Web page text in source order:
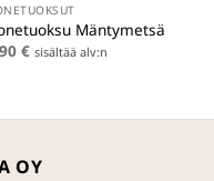
Mäntymetsä
€ sisältää alv:n
OY